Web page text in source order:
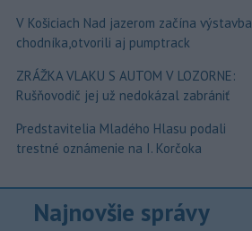
V Košiciach Nad jazerom začína výstavba
chodníka,otvorili aj pumptrack
ZRÁŽKA VLAKU S AUTOM V LOZORNE:
Rušňovodič jej už nedokázal zabrániť
Predstavitelia Mladého Hlasu podali
trestné oznámenie na I. Korčoka
Najnovšie správy